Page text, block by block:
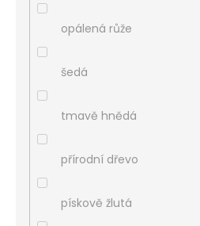
opálená růže
šedá
tmavě hnědá
přírodní dřevo
pískově žlutá